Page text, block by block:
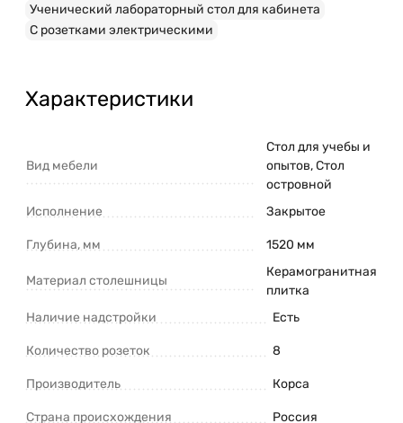
Ученический лабораторный стол для кабинета
С розетками электрическими
Характеристики
Вид мебели
Стол для учебы и
опытов, Стол
островной
Исполнение
Закрытое
Глубина, мм 1520 мм
Материал столешницы
Керамогранитная
плитка
Наличие надстройки
Есть
Количество розеток 8
Производитель Корса
Страна происхождения Россия